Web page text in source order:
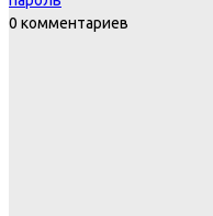
0 комментариев